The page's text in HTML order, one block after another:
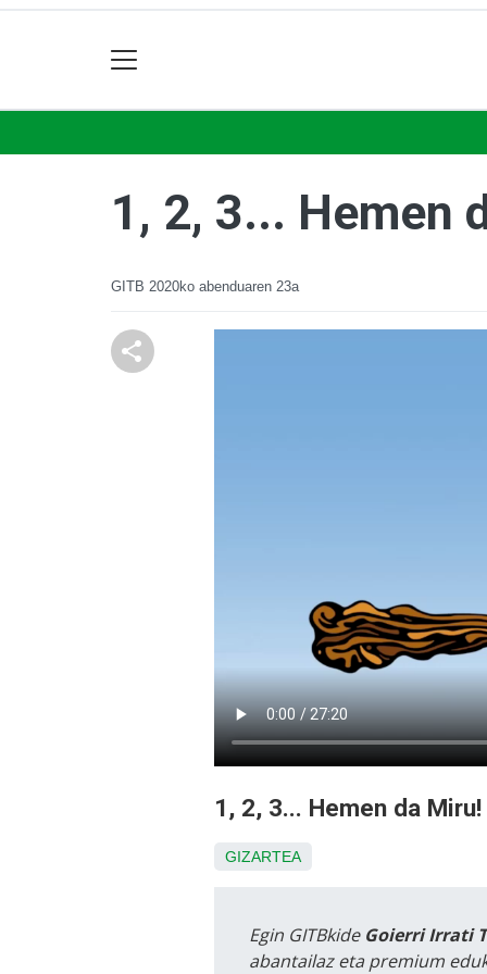
1, 2, 3... Hemen
GITB 2020ko abenduaren 23a
1, 2, 3... Hemen da
GIZARTEA
Egin GITBkide Goierri Irrati
abantailaz eta premium